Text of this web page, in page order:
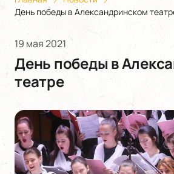
День победы в Александринском
19 мая 2021
День победы в
театре